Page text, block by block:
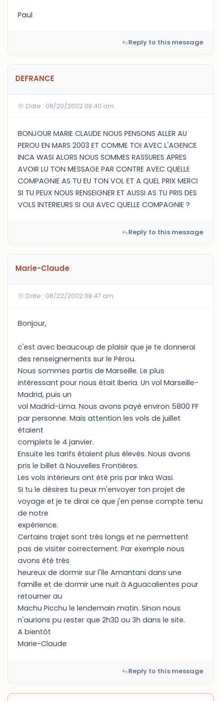
Paul
Reply to this message
DEFRANCE
Date : 08/20/2002 08:40 am
BONJOUR MARIE CLAUDE NOUS PENSONS ALLER AU
PEROU EN MARS 2003 ET COMME TOI AVEC L'AGENCE
INCA WASI ALORS NOUS SOMMES RASSURES APRES
AVOIR LU TON MESSAGE PAR CONTRE AVEC QUELLE
COMPAGNIE AS TU EU TON VOL ET A QUEL PRIX MERCI
SI TU PEUX NOUS RENSEIGNER ET AUSSI AS TU PRIS DES
VOLS INTERIEURS SI OUI AVEC QUELLE COMPAGNIE ?
Reply to this message
Marie-Claude
Date : 08/22/2002 08:47 am
Bonjour,
c'est avec beaucoup de plaisir que je te donnerai
des renseignements sur le Pérou.
Nous sommes partis de Marseille. Le plus
intéressant pour nous était Iberia. Un vol Marseille-
Madrid, puis un
vol Madrid-Lima. Nous avons payé environ 5800 FF
par personne. Mais attention les vols de juillet
étaient
complets le 4 janvier.
Ensuite les tarifs étaient plus élevés. Nous avons
pris le billet à Nouvelles Frontières.
Les vols intérieurs ont été pris par Inka Wasi.
Si tu le désires tu peux m'envoyer ton projet de
voyage et je te dirai ce que j'en pense compte tenu
de notre
expérience.
Certains trajet sont très longs et ne permettent
pas de visiter correctement. Par exemple nous
avons été très
heureux de dormir sur l'île Amantani dans une
famille et de dormir une nuit à Aguacalientes pour
retourner au
Machu Picchu le lendemain matin. Sinon nous
n'aurions pu rester que 2h30 ou 3h dans le site.
A bientôt
Marie-Claude
Reply to this message